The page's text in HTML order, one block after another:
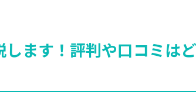
ます！評判や口コミは